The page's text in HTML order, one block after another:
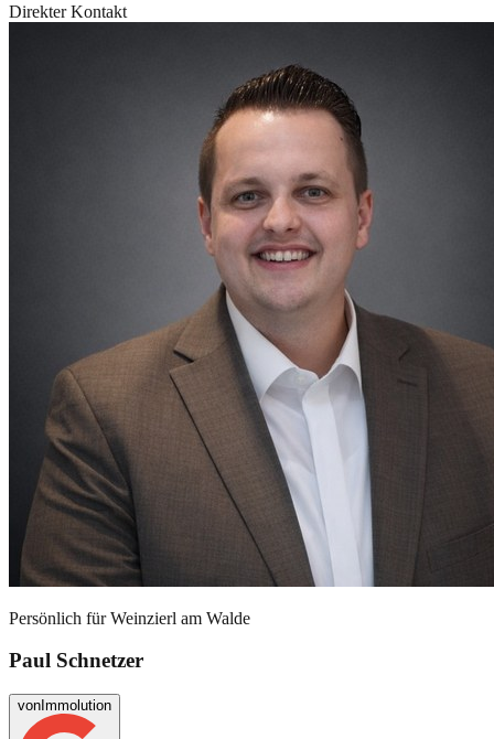
Direkter Kontakt
Persönlich fürWeinzierl am Walde
Paul Schnetzer
von Immolution